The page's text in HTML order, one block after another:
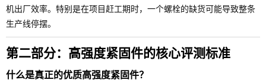
机出厂效率。特别是在项目赶工期时，一个螺栓的缺货可能导致整条
生产线停摆。
第二部分：高强度紧固件的核心评测标准
什么是真正的优质高强度紧固件？